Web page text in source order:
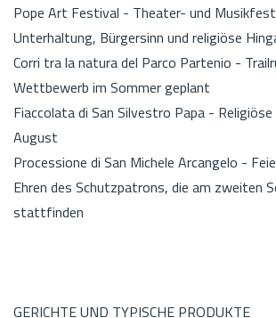
Pope Art Festival - Theater- und
Unterhaltung, Bürgersinn und religiöse
Corri tra la natura del Parco Partenio -
Wettbewerb im Sommer geplant
Fiaccolata di San Silvestro Papa -
August
Processione di San Michele Arcangelo -
Ehren des Schutzpatrons, die am zweiten
stattfinden
GERICHTE UND TYPISCHE PRODUKTE